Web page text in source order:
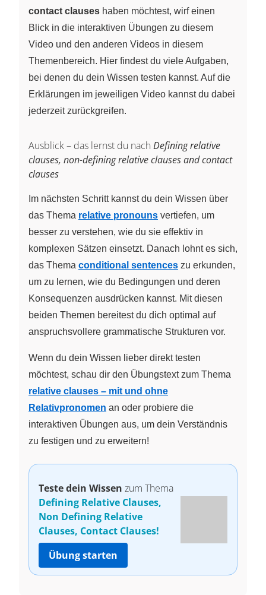
contact clauses haben möchtest, wirf einen
Blick in die interaktiven Übungen zu diesem
Video und den anderen Videos in diesem
Themenbereich. Hier findest du viele Aufgaben,
bei denen du dein Wissen testen kannst. Auf die
Erklärungen im jeweiligen Video kannst du dabei
jederzeit zurückgreifen.
Ausblick – das lernst du nach Defining relative
clauses, non-defining relative clauses and contact
clauses
Im nächsten Schritt kannst du dein Wissen über
das Thema relative pronouns vertiefen, um
besser zu verstehen, wie du sie effektiv in
komplexen Sätzen einsetzt. Danach lohnt es sich,
das Thema conditional sentences zu erkunden,
um zu lernen, wie du Bedingungen und deren
Konsequenzen ausdrücken kannst. Mit diesen
beiden Themen bereitest du dich optimal auf
anspruchsvollere grammatische Strukturen vor.
Wenn du dein Wissen lieber direkt testen
möchtest, schau dir den Übungstext zum Thema
relative clauses – mit und ohne
Relativpronomen an oder probiere die
interaktiven Übungen aus, um dein Verständnis
zu festigen und zu erweitern!
Teste dein Wissen zum Thema
Defining Relative Clauses,
Non Defining Relative
Clauses, Contact Clauses!
Übung starten